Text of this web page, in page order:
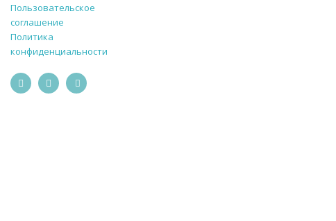
Пользовательское
соглашение
Политика
конфиденциальности